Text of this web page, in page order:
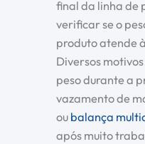
final da linha de
verificar se o
produto atende
Diversos
peso durante a
vazamento de
ou balança
após muito